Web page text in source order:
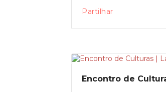
décadas de história,
convida toda a
Partilhar
Encontro de